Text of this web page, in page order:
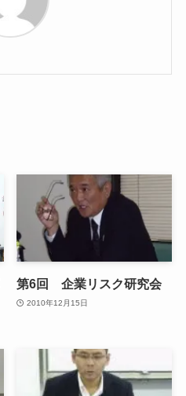
第6回 企業リスク研究会
2010年12月15日